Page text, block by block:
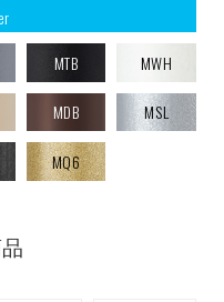
MTB MWH
MDB MSL
MQ6